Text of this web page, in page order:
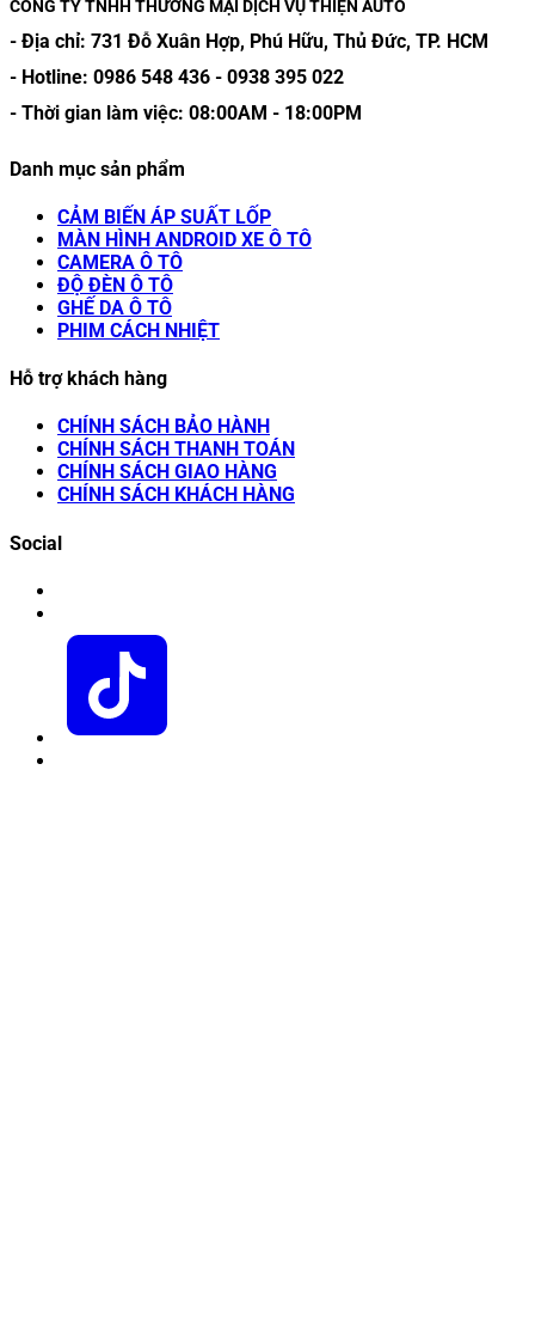
CÔNG TY TNHH THƯƠNG MẠI DỊCH VỤ THIỆN AUTO
- Địa chỉ: 731 Đỗ Xuân Hợp, Phú Hữu, Thủ Đức, TP. HCM
- Hotline: 0986 548 436 - 0938 395 022
- Thời gian làm việc: 08:00AM - 18:00PM
Danh mục sản phẩm
CẢM BIẾN ÁP SUẤT LỐP
MÀN HÌNH ANDROID XE Ô TÔ
CAMERA Ô TÔ
ĐỘ ĐÈN Ô TÔ
GHẾ DA Ô TÔ
PHIM CÁCH NHIỆT
Hỗ trợ khách hàng
CHÍNH SÁCH BẢO HÀNH
CHÍNH SÁCH THANH TOÁN
CHÍNH SÁCH GIAO HÀNG
CHÍNH SÁCH KHÁCH HÀNG
Social